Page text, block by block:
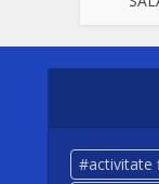
activitate